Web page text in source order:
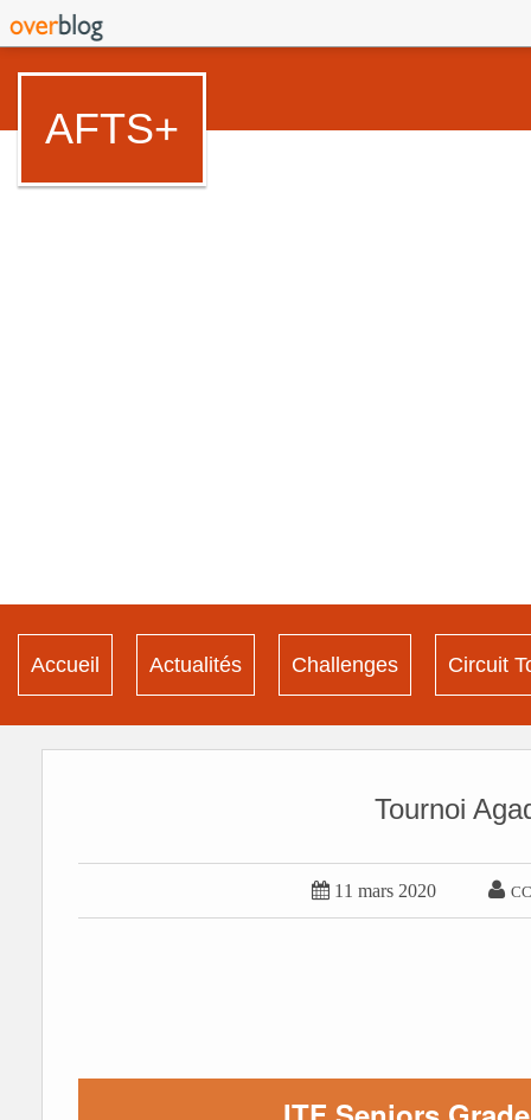
AFTS+
Accueil Actualités Challenges Circuit
Tournoi
 11 mars 2020  CC